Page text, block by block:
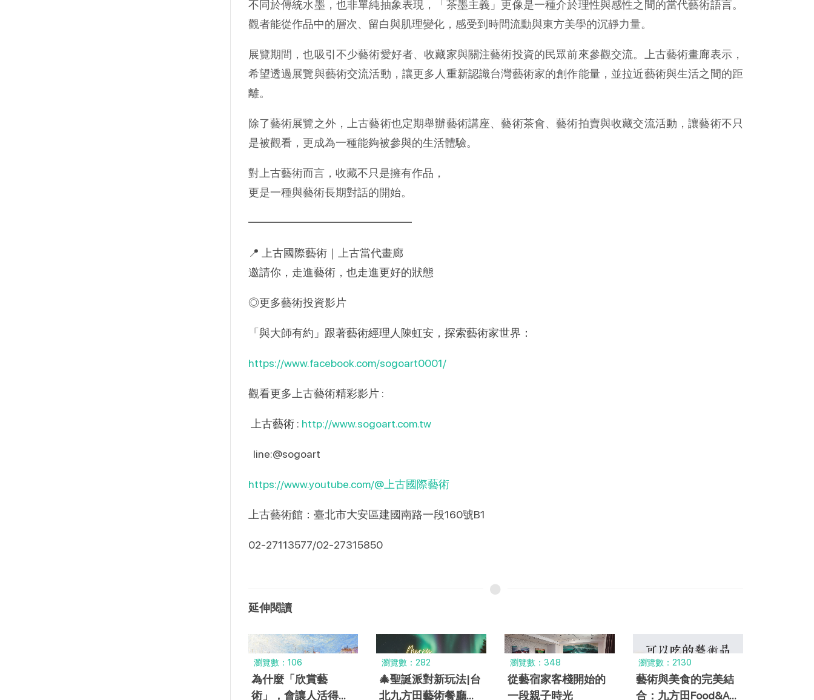
不同於傳統水墨，也非單純抽象表現，「茶墨主義」更像是一種介於理性與感性之間的當代藝術語言。
觀者能從作品中的層次、留白與肌理變化，感受到時間流動與東方美學的沉靜力量。
展覽期間，也吸引不少藝術愛好者、收藏家與關注藝術投資的民眾前來參觀交流。上古藝術畫廊表示，
希望透過展覽與藝術交流活動，讓更多人重新認識台灣藝術家的創作能量，並拉近藝術與生活之間的距
離。
除了藝術展覽之外，上古藝術也定期舉辦藝術講座、藝術茶會、藝術拍賣與收藏交流活動，讓藝術不只
是被觀看，更成為一種能夠被參與的生活體驗。
對上古藝術而言，收藏不只是擁有作品，
更是一種與藝術長期對話的開始。
━━━━━━━━━━━━━━━
📍 上古國際藝術｜上古當代畫廊
邀請你，走進藝術，也走進更好的狀態
◎更多藝術投資影片
「與大師有約」跟著藝術經理人陳虹安，探索藝術家世界：
https://www.facebook.com/sogoart0001/
觀看更多上古藝術精彩影片 :
上古藝術 : http://www.sogoart.com.tw
line:@sogoart
https://www.youtube.com/@上古國際藝術
上古藝術館：臺北市大安區建國南路一段160號B1
02-27113577/02-27315850
延伸閱讀
瀏覽數：106
為什麼「欣賞藝
術」，會讓人活得更
瀏覽數：282
🎄聖誕派對新玩法|台
北九方田藝術餐廳結
瀏覽數：348
從藝宿家客棧開始的
一段親子時光
瀏覽數：2130
藝術與美食的完美結
合：九方田Food&Art